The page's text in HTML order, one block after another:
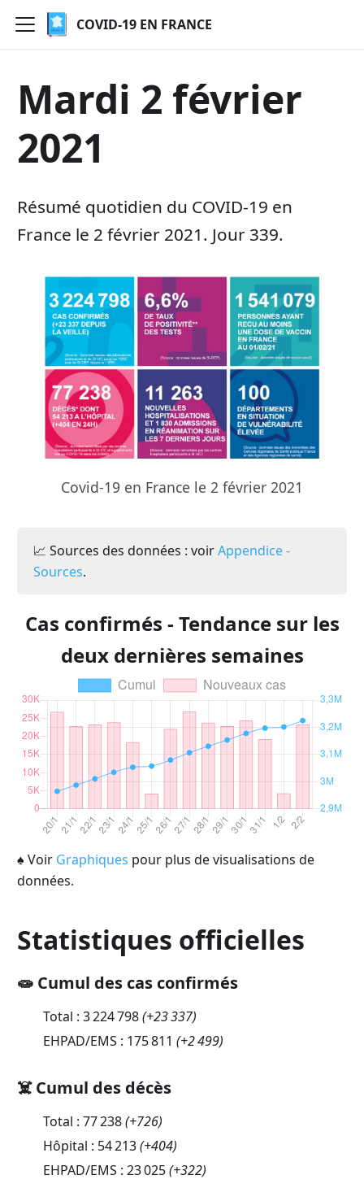
COVID-19 EN FRANCE
Mardi 2 février
2021
Résumé quotidien du COVID-19 en
France le 2 février 2021. Jour 339.
Covid-19 en France le 2 février 2021
📈 Sources des données : voirAppendice -
Sources.
Cas confirmés - Tendance sur les
deux dernières semaines
♠ Voir Graphiques pour plus de visualisations de
données.
Statistiques officielles
🧫 Cumul des cas confirmés
Total : 3 224 798(+23 337)
EHPAD/EMS : 175 811 (+2 499)
☠️ Cumul des décès
Total : 77 238(+726)
Hôpital : 54 213(+404)
EHPAD/EMS : 23 025(+322)